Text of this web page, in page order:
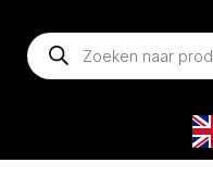
Producten
zoeken